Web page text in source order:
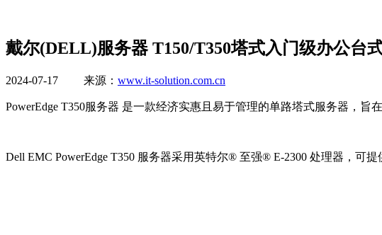
戴尔(DELL)服务器 T150/T350塔式入门级办公台
2024-07-17 来源： www.it-solution.com.cn
PowerEdge T350服务器 是一款经济实惠且易于管理的单路塔式服务器，旨
Dell EMC PowerEdge T350 服务器采用英特尔® 至强® E-2300 处理器，可